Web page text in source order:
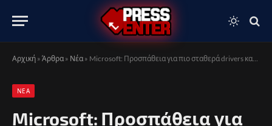
Αρχική » Άρθρα » Νέα » Microsoft: Προσπάθεια για πιο σταθερά drivers και καλύτερη εμπειρία στα Windows 11
ΝΈΑ
Microsoft: Προσπάθεια για